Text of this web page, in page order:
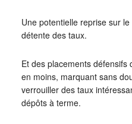
Une potentielle reprise sur
détente des taux.
Et des placements
en moins, marquant sans
verrouiller des taux
dépôts à terme.